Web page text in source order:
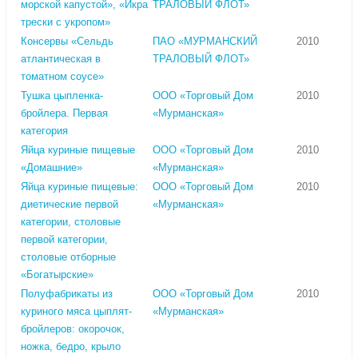
морской капустой», «Икра
трески с укропом»
ТРАЛОВЫЙ ФЛОТ»
Консервы «Сельдь
атлантическая в
томатном соусе»
ПАО «МУРМАНСКИЙ
ТРАЛОВЫЙ ФЛОТ»
2010
Тушка цыпленка-
бройлера. Первая
категория
ООО «Торговый Дом
«Мурманская»
2010
Яйца куриные пищевые
«Домашние»
ООО «Торговый Дом
«Мурманская»
2010
Яйца куриные пищевые:
диетические первой
категории, столовые
первой категории,
столовые отборные
«Богатырские»
ООО «Торговый Дом
«Мурманская»
2010
Полуфабрикаты из
куриного мяса цыплят-
бройлеров: окорочок,
ножка, бедро, крыло
ООО «Торговый Дом
«Мурманская»
2010